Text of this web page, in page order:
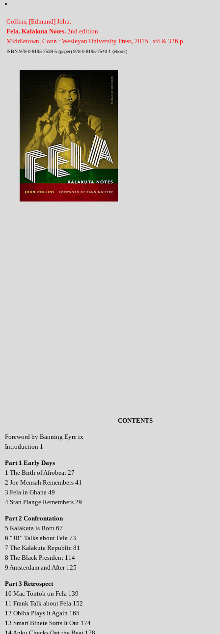
Collins, [Edmund] John:
Fela. Kalakuta Notes.2nd edition
Middletown, Conn.: Wesleyan University Press, 2015. xii & 326 p.
ISBN 978-0-8195-7539-5 (paper) 978-0-8195-7540-1 (ebook)
CONTENTS
Foreword by Banning Eyre ix
Introduction 1
Part 1 Early Days
1 The Birth of Afrobeat 27
2 Joe Mensah Remembers 41
3 Fela in Ghana 49
4 Stan Plange Remembers 29
Part 2 Confrontation
5 Kalakuta is Born 67
6 “JB” Talks about Fela 73
7 The Kalakuta Republic 81
8 The Black President 114
9 Amsterdam and After 125
Part 3 Retrospect
10 Mac Tontoh on Fela 139
11 Frank Talk about Fela 152
12 Obiba Plays It Again 165
13 Smart Binete Sorts It Out 174